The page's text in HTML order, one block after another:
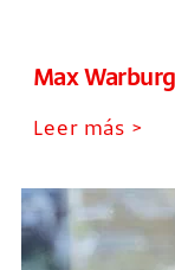
Max Warburg
Leer más >